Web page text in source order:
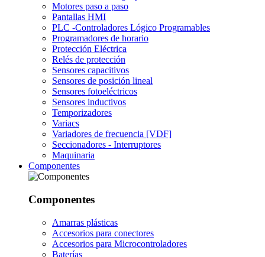
Motores paso a paso
Pantallas HMI
PLC -Controladores Lógico Programables
Programadores de horario
Protección Eléctrica
Relés de protección
Sensores capacitivos
Sensores de posición lineal
Sensores fotoeléctricos
Sensores inductivos
Temporizadores
Variacs
Variadores de frecuencia [VDF]
Seccionadores - Interruptores
Maquinaria
Componentes
Componentes
Amarras plásticas
Accesorios para conectores
Accesorios para Microcontroladores
Baterías